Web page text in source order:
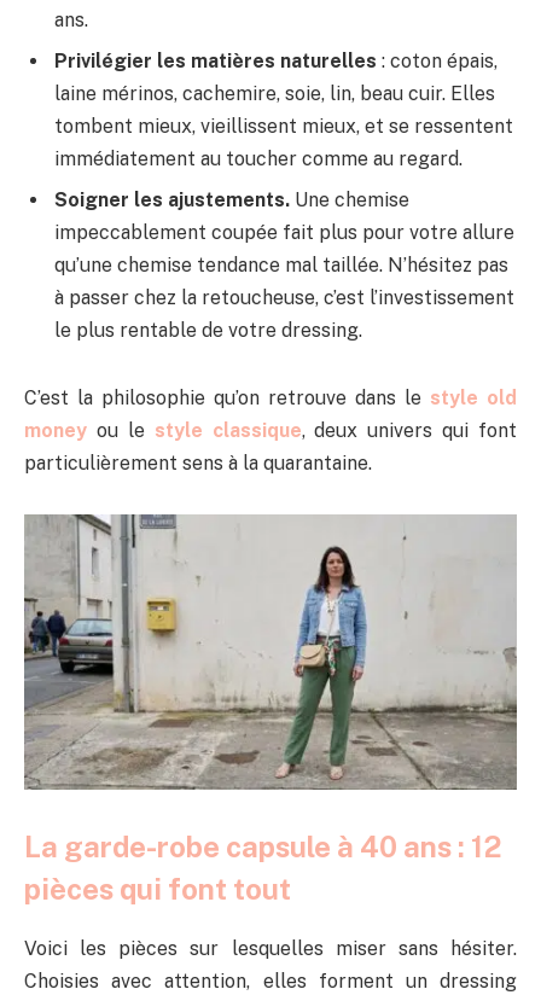
ans.
Privilégier les matières naturelles : coton épais,
laine mérinos, cachemire, soie, lin, beau cuir. Elles
tombent mieux, vieillissent mieux, et se ressentent
immédiatement au toucher comme au regard.
Soigner les ajustements. Une chemise
impeccablement coupée fait plus pour votre allure
qu’une chemise tendance mal taillée. N’hésitez pas
à passer chez la retoucheuse, c’est l’investissement
le plus rentable de votre dressing.
C’est la philosophie qu’on retrouve dans le style old
money ou le style classique, deux univers qui font
particulièrement sens à la quarantaine.
La garde-robe capsule à 40 ans : 12
pièces qui font tout
Voici les pièces sur lesquelles miser sans hésiter.
Choisies avec attention, elles forment un dressing